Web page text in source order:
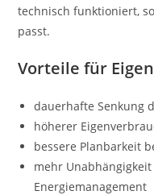
technisch funktioniert,
passt.
Vorteile für
dauerhafte Senkung
höherer
bessere Planbarkeit
mehr
Energiemanagement